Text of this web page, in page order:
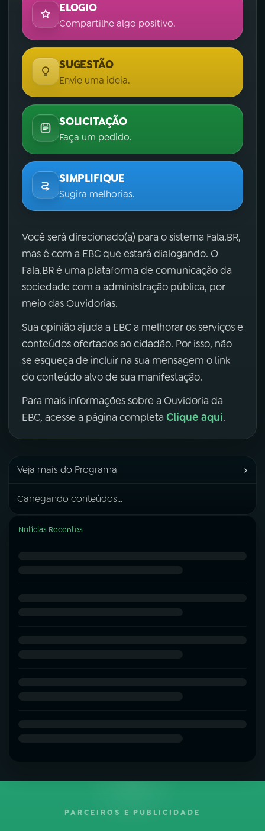
ELOGIO
Compartilhe algo positivo.
SUGESTÃO
Envie uma ideia.
SOLICITAÇÃO
Faça um pedido.
SIMPLIFIQUE
Sugira melhorias.
Você será direcionado(a) para o sistema Fala.BR,
mas é com a EBC que estará dialogando. O
Fala.BR é uma plataforma de comunicação da
sociedade com a administração pública, por
meio das Ouvidorias.
Sua opinião ajuda a EBC a melhorar os serviços e
conteúdos ofertados ao cidadão. Por isso, não
se esqueça de incluir na sua mensagem o link
do conteúdo alvo de sua manifestação.
Para mais informações sobre a Ouvidoria da
EBC, acesse a página completa Clique aqui.
Veja mais do Programa ›
Carregando conteúdos...
Notícias Recentes
PARCEIROS E PUBLICIDADE